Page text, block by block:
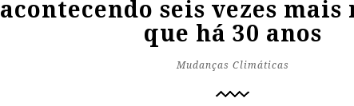
acontecendo seis vezes mais
que há 30 anos
Mudanças Climáticas